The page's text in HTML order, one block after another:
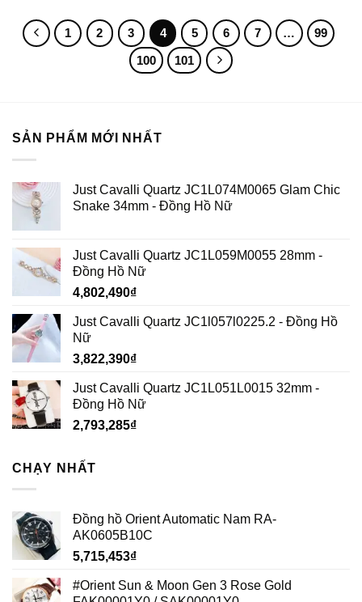
1 2 3 4 5 6 7 …
99
100
101
SẢN PHẨM MỚI NHẤT
Just Cavalli Quartz JC1L074M0065 Glam Chic
Snake 34mm - Đồng Hồ Nữ
Just Cavalli Quartz JC1L059M0055 28mm -
Đồng Hồ Nữ
4,802,490₫
Just Cavalli Quartz JC1l057l0225.2 - Đồng Hồ
Nữ
3,822,390₫
Just Cavalli Quartz JC1L051L0015 32mm -
Đồng Hồ Nữ
2,793,285₫
CHẠY NHẤT
Đồng hồ Orient Automatic Nam RA-
AK0605B10C
5,715,453₫
#Orient Sun & Moon Gen 3 Rose Gold